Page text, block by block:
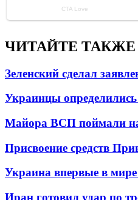
ЧИТАЙТЕ ТАКЖЕ
Зеленский сделал
Украинцы определились
Майора ВСП поймали
Присвоение средств
Украина впервые в
Иран готовил удар по